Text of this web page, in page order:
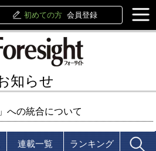
初めての方 会員登録
知らせ
への統合について
連載一覧 ランキング